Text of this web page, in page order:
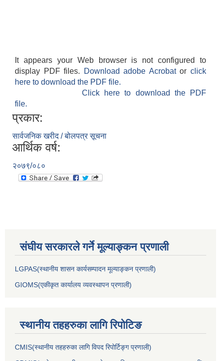
It appears your Web browser is not configured to
display PDF files.
Download adobe Acrobatorclick
here to download the PDF file.
Click here to download the PDF
file.
प्रकार:
सार्वजनिक खरीद / बोलपत्र सूचना
आर्थिक वर्ष:
२०७९/०८०
संघीय सरकारले गर्ने मूल्याङ्कन प्रणाली
LGPAS(स्थानीय शासन कार्यसम्पादन मूल्याङ्कन प्रणाली)
GIOMS(एकीकृत कार्यालय व्यवस्थापन प्रणाली)
स्थानीय तहहरुका लागि रिपोटिङ
CMIS(स्थानीय तहहरुका लागि विपद रिपोर्टिङ्ग प्रणाली)